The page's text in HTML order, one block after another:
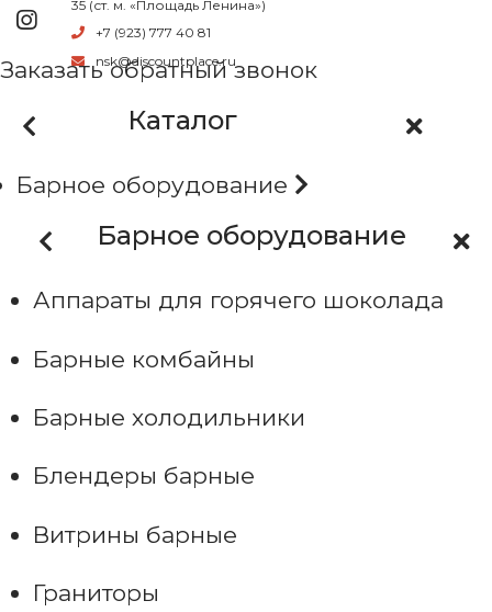
35 (ст. м. «Площадь Ленина»)
+7 (923) 777 40 81
nsk@discountplace.ru
Заказать обратный звонок
Каталог
Барное оборудование
Барное оборудование
Аппараты для горячего шоколада
Барные комбайны
Барные холодильники
Блендеры барные
Витрины барные
Граниторы